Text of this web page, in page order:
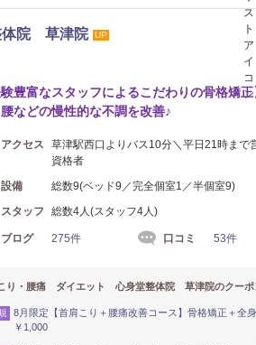
体院 草津院 UP
験豊富なスタッフによるこだわりの骨格矯
などの慢性的な不調を改善♪
アクセス
草津駅西口よりバス10分＼平日21時まで
資格者
設備
総数9(ベッド9／完全個室1／半個室9)
スタッフ
総数4人(スタッフ4人)
ブログ 275件 口コミ 53件
り・腰痛 ダイエット 心身堂整体院 草津院のクーポ
8月限定【首肩こり＋腰痛改善コース】骨格矯正＋全
￥1,000